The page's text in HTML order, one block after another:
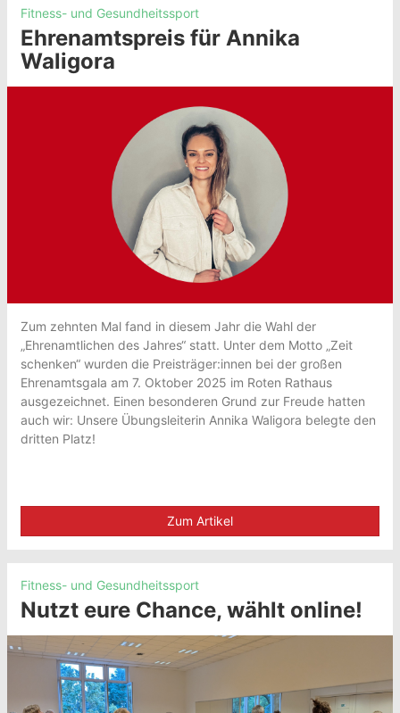
Fitness- und Gesundheitssport
Ehrenamtspreis für Annika
Waligora
Zum zehnten Mal fand in diesem Jahr die Wahl der
„Ehrenamtlichen des Jahres“ statt. Unter dem Motto „Zeit
schenken“ wurden die Preisträger:innen bei der großen
Ehrenamtsgala am 7. Oktober 2025 im Roten Rathaus
ausgezeichnet. Einen besonderen Grund zur Freude hatten
auch wir: Unsere Übungsleiterin Annika Waligora belegte den
dritten Platz!
Zum Artikel
Fitness- und Gesundheitssport
Nutzt eure Chance, wählt online!